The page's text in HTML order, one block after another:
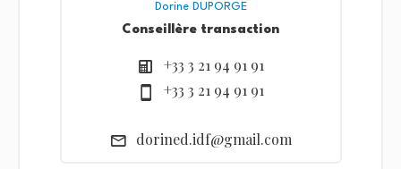
Dorine DUPORGE
Conseillère transaction
+33 3 21 94 91 91
+33 3 21 94 91 91
dorined.idf@gmail.com